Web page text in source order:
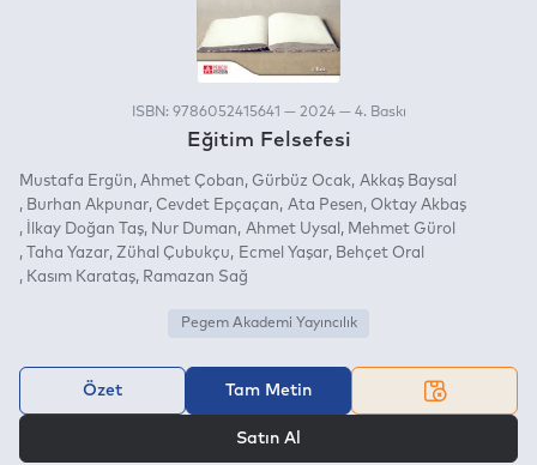
ISBN: 9786052415641 — 2024 — 4. Baskı
Eğitim Felsefesi
Mustafa Ergün Ahmet Çoban Gürbüz Ocak Akkaş Baysal
Burhan Akpunar Cevdet Epçaçan Ata Pesen
Oktay Akbaş
İlkay Doğan Taş
Nur Duman Ahmet Uysal
Mehmet Gürol
Taha Yazar Zühal Çubukçu Ecmel Yaşar
Behçet Oral
Kasım Karataş
Ramazan Sağ
Pegem Akademi Yayıncılık
Özet Tam Metin
Satın Al